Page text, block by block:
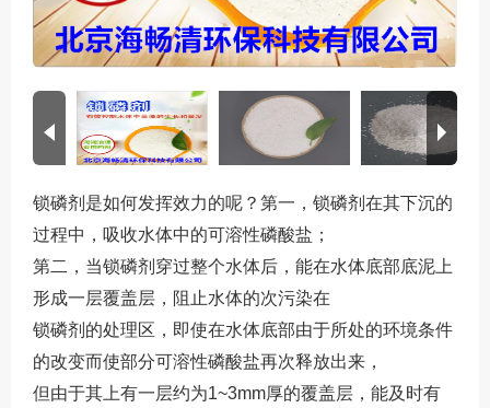
锁磷剂是如何发挥效力的呢？第一，锁磷剂在其下沉的
过程中，吸收水体中的可溶性磷酸盐；
第二，当锁磷剂穿过整个水体后，能在水体底部底泥上
形成一层覆盖层，阻止水体的次污染在
锁磷剂的处理区，即使在水体底部由于所处的环境条件
的改变而使部分可溶性磷酸盐再次释放出来，
但由于其上有一层约为1~3mm厚的覆盖层，能及时有